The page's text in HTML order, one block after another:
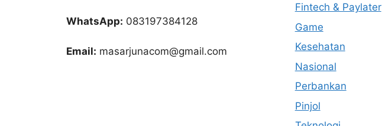
WhatsApp: 083197384128
Email: masarjunacom@gmail.com
Fintech & Paylater
Game
Kesehatan
Nasional
Perbankan
Pinjol